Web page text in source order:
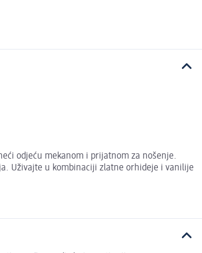
odjeću mekanom i prijatnom za nošenje.
Uživajte u kombinaciji zlatne orhideje i vanilije